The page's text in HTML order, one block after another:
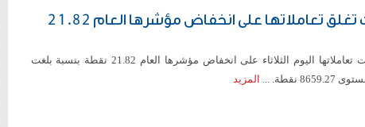
بورصة الكويت تغلق تعاملاتها على انخفاض مؤشرها العام 21.82
أغلقت بورصة الكويت تعاملاتها اليوم الثلاثاء على انخفاض مؤشرها العام 21.82 نقطة بنسبة بلغت
المزيد